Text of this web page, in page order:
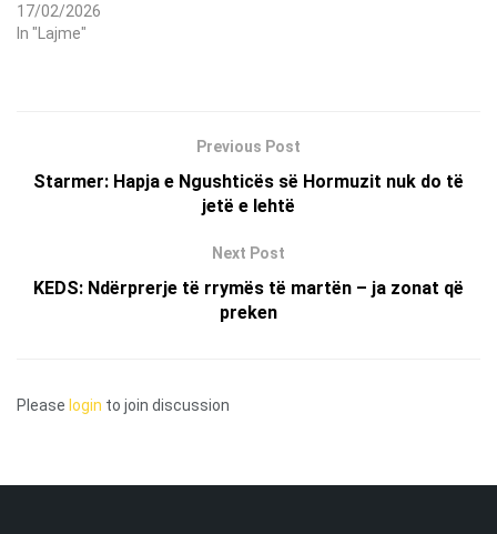
17/02/2026
In "Lajme"
Previous Post
Starmer: Hapja e Ngushticës së Hormuzit nuk do të
jetë e lehtë
Next Post
KEDS: Ndërprerje të rrymës të martën – ja zonat që
preken
Please login to join discussion